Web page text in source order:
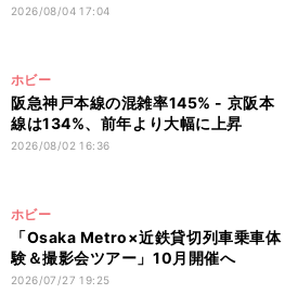
2026/08/04 17:04
ホビー
阪急神戸本線の混雑率145% - 京阪本
線は134%、前年より大幅に上昇
2026/08/02 16:36
ホビー
「Osaka Metro×近鉄貸切列車乗車体
験＆撮影会ツアー」10月開催へ
2026/07/27 19:25